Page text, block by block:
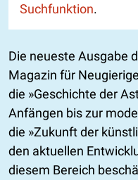
Suchfunktion.
Die neueste Ausgabe
Magazin für
die »Geschichte der
Anfängen bis zur
die »Zukunft der
den aktuellen
diesem Bereich